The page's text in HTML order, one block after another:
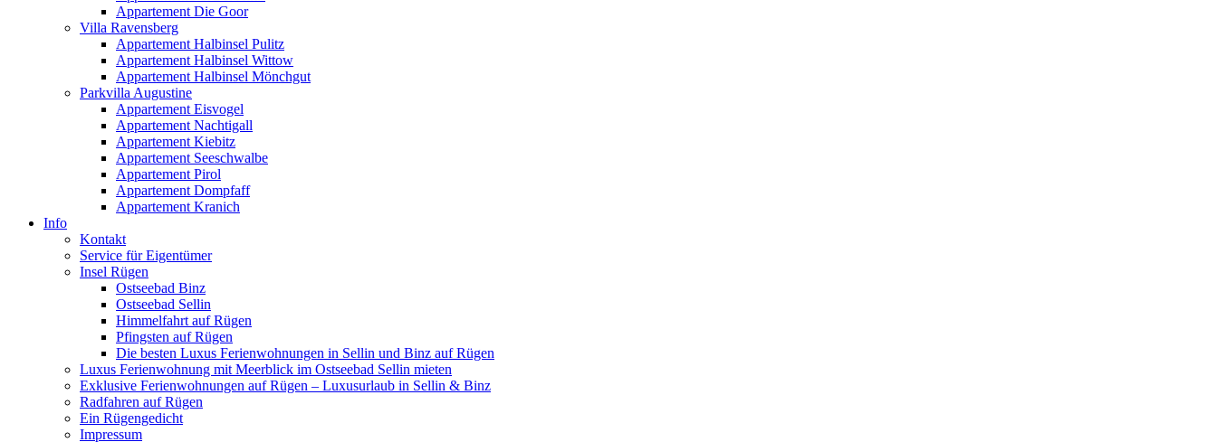
Appartement Die Goor
Villa Ravensberg
Appartement Halbinsel Pulitz
Appartement Halbinsel Wittow
Appartement Halbinsel Mönchgut
Parkvilla Augustine
Appartement Eisvogel
Appartement Nachtigall
Appartement Kiebitz
Appartement Seeschwalbe
Appartement Pirol
Appartement Dompfaff
Appartement Kranich
Info
Kontakt
Service für Eigentümer
Insel Rügen
Ostseebad Binz
Ostseebad Sellin
Himmelfahrt auf Rügen
Pfingsten auf Rügen
Die besten Luxus Ferienwohnungen in Sellin und Binz auf Rügen
Luxus Ferienwohnung mit Meerblick im Ostseebad Sellin mieten
Exklusive Ferienwohnungen auf Rügen – Luxusurlaub in Sellin & Binz
Radfahren auf Rügen
Ein Rügengedicht
Impressum